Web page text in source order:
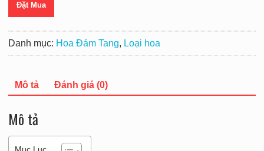
Đặt Mua
Danh mục: Hoa Đám Tang, Loại hoa
Mô tả Đánh giá (0)
Mô tả